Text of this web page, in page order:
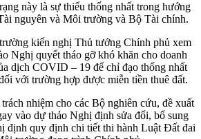
này là sự thiếu thống nhất trong hướng
nguyên và Môi trường và Bộ Tài chính.
kiến nghị Thủ tướng Chính phủ xem
Nghị quyết tháo gỡ khó khăn cho doanh
dịch COVID – 19 để chỉ đạo thống nhất
với trường hợp được miễn tiền thuê đất.
nhiệm cho các Bộ nghiên cứu, đề xuất
vào dự thảo Nghị định sửa đổi, bổ sung
định quy định chi tiết thi hành Luật Đất đai